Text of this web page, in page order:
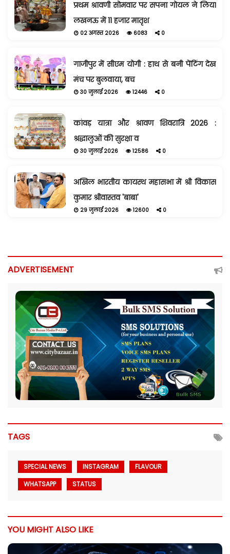
प्रथम श्रावणी सोमवार पर सपना गोयल ने लिया
लखनऊ में 11 हजार मातृश
02 अगस्त 2026 6083 0
गाजीपुर में सीएम योगी : हाथ से बनी पेंटिंग देख
मंच पर बुलवाया, बच
30 जुलाई 2026 12446 0
कांवड़ यात्रा और श्रावण शिवरात्रि 2026 :
श्रद्धालुओं की सुरक्षा व
30 जुलाई 2026 12586 0
अखिल भारतीय कायस्थ महासभा में श्री विकास
कुमार श्रीवास्तव 'बाबा'
29 जुलाई 2026 12600 0
ADVERTISEMENT
TAGS
SPECIAL NEWS INSTAGRAM
FLAVOUR
WHATSAPP
STATUS
YOU MIGHT ALSO LIKE